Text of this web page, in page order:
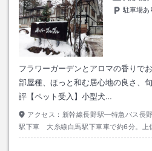
駐車場あ
フラワーガーデンとアロマの香りで
部屋種、ほっと和む居心地の良さ、
評【ペット受入】小型犬…
アクセス： 新幹線長野駅―特急バス長
駅下車 大糸線白馬駅下車車で約6分。上
野ＩＣ１４７－１４８号。